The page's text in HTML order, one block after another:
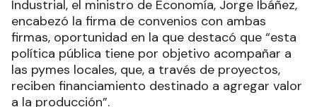
Industrial, el ministro de Economía, Jorge Ibáñez,
encabezó la firma de convenios con ambas
firmas, oportunidad en la que destacó que “esta
política pública tiene por objetivo acompañar a
las pymes locales, que, a través de proyectos,
reciben financiamiento destinado a agregar valor
a la producción”.